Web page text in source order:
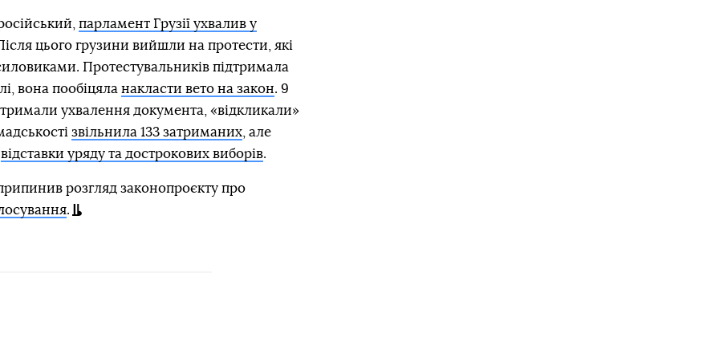
парламент Грузії ухвалив у
цього грузини вийшли на протести, які
Протестувальників підтримала
вона пообіцяла накласти вето на закон. 9
ухвалення документа, «відкликали»
звільнила 133 затриманих, але
відставки уряду та дострокових виборів.
розгляд законопроєкту про
.